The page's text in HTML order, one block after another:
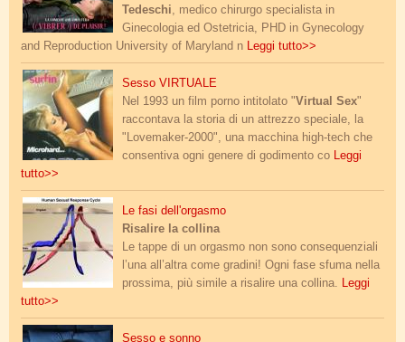
Tedeschi, medico chirurgo specialista in
Ginecologia ed Ostetricia, PHD in Gynecology
and Reproduction University of Maryland n Leggi tutto>>
virtual_sex.jpg
Sesso VIRTUALE
Nel 1993 un film porno intitolato "Virtual Sex"
raccontava la storia di un attrezzo speciale, la
"Lovemaker-2000", una macchina high-tech che
consentiva ogni genere di godimento co Leggi
tutto>>
grafico_orgasmo.jpgLe fasi dell'orgasmo
Risalire la collina
Le tappe di un orgasmo non sono consequenziali
l’una all’altra come gradini! Ogni fase sfuma nella
prossima, più simile a risalire una collina. Leggi
tutto>>
sesso-e-sonno.jpgSesso e sonno